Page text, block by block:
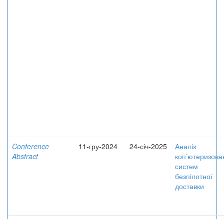
Conference
Abstract
11-гру-2024 24-січ-2025
Аналіз
систем
безпілотної
доставки